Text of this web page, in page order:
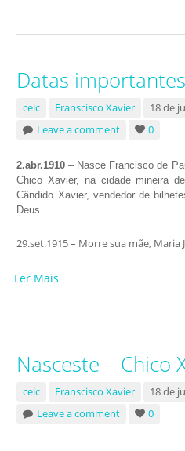
Datas
celc Franscisco Xavier
18 de
Leave a comment
0
2.abr.1910 – Nasce Francisco de
Chico Xavier, na cidade mineira
Cândido Xavier, vendedor de
Deus
29.set.1915 – Morre sua mãe, Maria
Ler Mais
Nasceste – Chico
celc Franscisco Xavier
18 de
Leave a comment
0